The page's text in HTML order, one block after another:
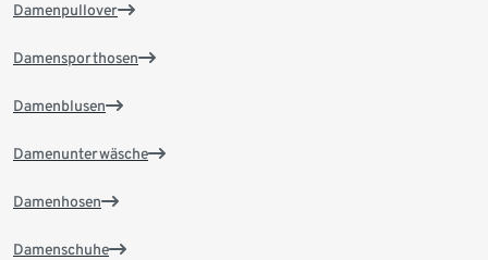
Damenpullover
Damensporthosen
Damenblusen
Damenunterwäsche
Damenhosen
Damenschuhe